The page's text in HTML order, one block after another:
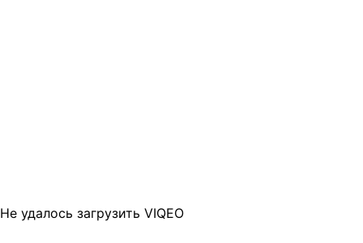
Не удалось загрузить VIQEO